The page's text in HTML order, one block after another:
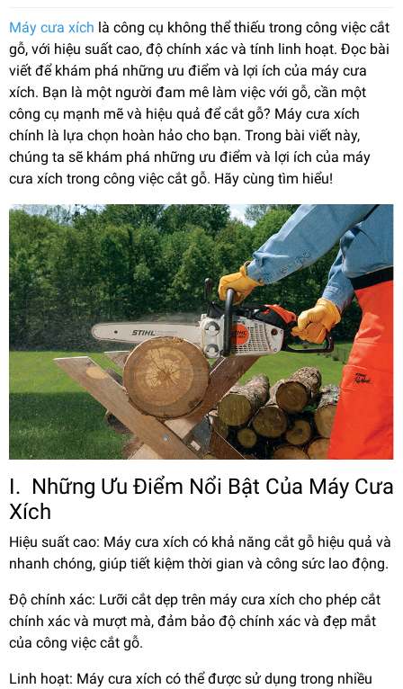
Máy cưa xích là công cụ không thể thiếu trong công việc cắt
gỗ, với hiệu suất cao, độ chính xác và tính linh hoạt. Đọc bài
viết để khám phá những ưu điểm và lợi ích của máy cưa
xích. Bạn là một người đam mê làm việc với gỗ, cần một
công cụ mạnh mẽ và hiệu quả để cắt gỗ? Máy cưa xích
chính là lựa chọn hoàn hảo cho bạn. Trong bài viết này,
chúng ta sẽ khám phá những ưu điểm và lợi ích của máy
cưa xích trong công việc cắt gỗ. Hãy cùng tìm hiểu!
I. Những Ưu Điểm Nổi Bật Của Máy Cưa
Xích
Hiệu suất cao: Máy cưa xích có khả năng cắt gỗ hiệu quả và
nhanh chóng, giúp tiết kiệm thời gian và công sức lao động.
Độ chính xác: Lưỡi cắt dẹp trên máy cưa xích cho phép cắt
chính xác và mượt mà, đảm bảo độ chính xác và đẹp mắt
của công việc cắt gỗ.
Linh hoạt: Máy cưa xích có thể được sử dụng trong nhiều